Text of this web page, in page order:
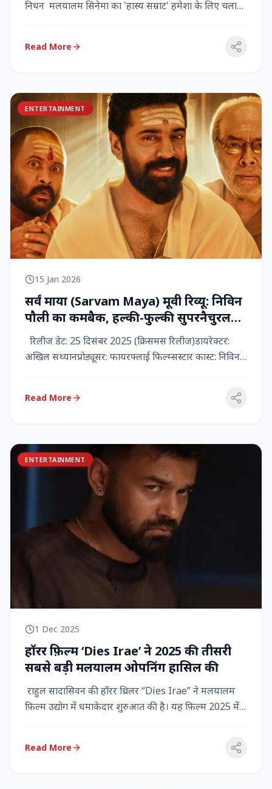
निधन मलयालम सिनेमा का 'हास्य सम्राट' हमेशा के लिए चला
Read More
ENTERTAINMENT
15 Jan 2026
सर्वं माया (Sarvam Maya) मूवी रिव्यू: निविन
पौली का कमबैक, हल्की-फुल्की सुपरनैचुरल
कॉमेडी जो दिल को छू जाती है
रिलीज डेट: 25 दिसंबर 2025 (क्रिसमस रिलीज)डायरेक्टर:
अखिल सथ्यानप्रोड्यूसर: फायरफ्लाई फिल्म्सस्टार कास्ट: निविन
Read More
ENTERTAINMENT
1 Dec 2025
हॉरर फ़िल्म ‘Dies Irae’ ने 2025 की तीसरी
सबसे बड़ी मलयालम ओपनिंग हासिल की
राहुल सादासिवन की हॉरर थ्रिलर “Dies Irae” ने मलयालम
फ़िल्म उद्योग में धमाकेदार शुरुआत की है। यह फ़िल्म 2025 में
Read More